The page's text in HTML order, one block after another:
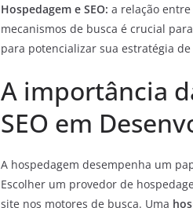
Hospedagem e SEO: a relação
mecanismos de busca é crucial
para potencializar sua estratégia de
A importância
SEO em
A hospedagem desempenha um
Escolher um provedor de
site nos motores de busca. Uma